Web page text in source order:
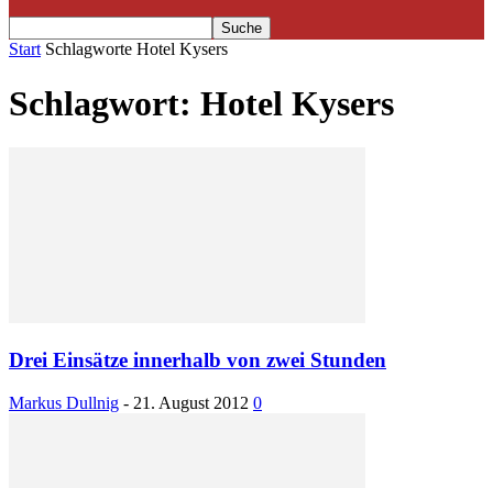
Start Schlagworte Hotel Kysers
Schlagwort: Hotel Kysers
Drei Einsätze innerhalb von zwei Stunden
Markus Dullnig - 21. August 2012 0